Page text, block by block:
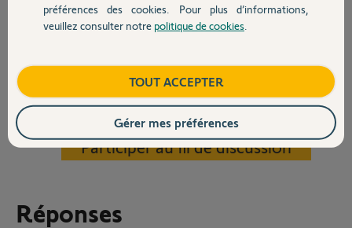
Contact
Que faire ?
JCB
Jean-Christophe B.
il y a plus de 5 ans
Participer au fil de discussion
Réponses
préférences des cookies. Pour plus d’informations,
veuillez consulter notre politique de cookies
TOUT ACCEPTER
Gérer mes préférences